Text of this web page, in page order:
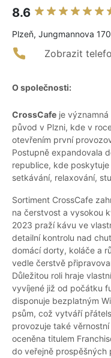
8.6
Plzeň, Jungmannova
Zobrazit
O společnosti:
CrossCafe je
původ v Plzni, kde v
otevřením první
Postupně expandovala
republice, kde
setkávání, relaxování,
Sortiment CrossCafe
na čerstvost a vysokou
2023 praží kávu ve
detailní kontrolu nad
domácí dorty, koláče a
vedle čerstvě
Důležitou roli hraje
vyvíjené již od počátku
disponuje bezplatným
psům, což vytváří
provozuje také
oceněna titulem
do veřejně prospěšných